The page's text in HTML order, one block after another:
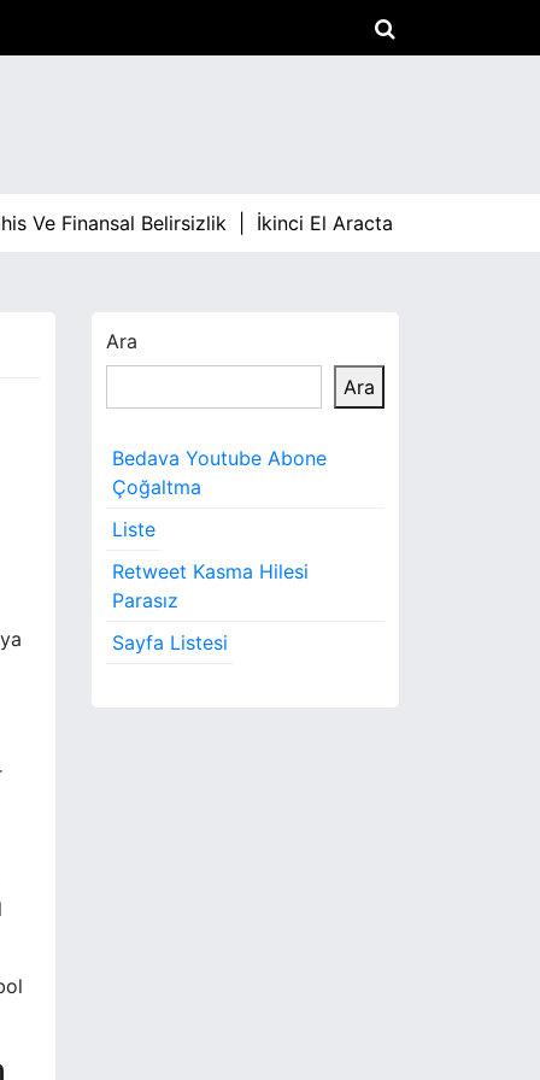
Finansal Belirsizlik |İkinci El Aracta Fiyat
Ara
Ara
Bedava Youtube Abone
Çoğaltma
Liste
Retweet Kasma Hilesi
Parasız
Sayfa Listesi